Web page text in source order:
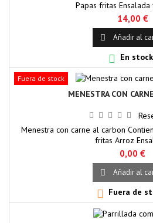
Papas fritas Ensalada
14,00 €
 Añadir al
 En stock
Fuera de stock
MENESTRA CON
Menestra con carne al carbon
fritas Arroz
0,00 €
 Añadir al
 Fuera de